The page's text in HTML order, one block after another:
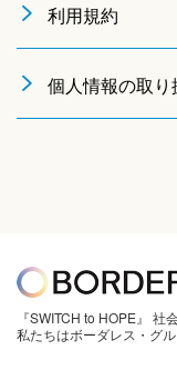
利用規約
個人情報の取り
『SWITCH to HOPE』 社
私たちはボーダレス・グル